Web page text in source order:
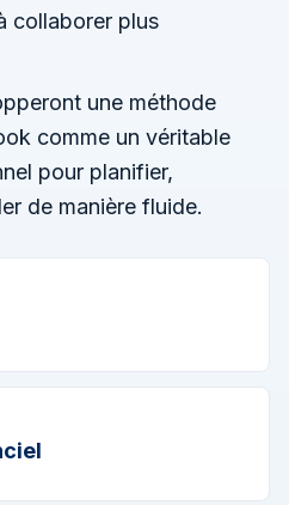
collaborer plus
une méthode
comme un véritable
pour planifier,
de manière fluide.